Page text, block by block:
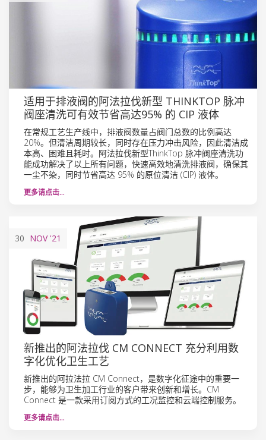
适用于排液阀的阿法拉伐新型 THINKTOP 脉冲
阀座清洗可有效节省高达95% 的 CIP 液体
在常规工艺生产线中，排液阀数量占阀门总数的比例高达
20%。但清洁周期较长，同时存在压力冲击风险，因此清洁成
本高、困难且耗时。阿法拉伐新型ThinkTop 脉冲阀座清洗功
能成功解决了以上所有问题，快速高效地清洗排液阀，确保其
一尘不染，同时节省高达 95% 的原位清洁 (CIP) 液体。
更多请点击…
30 NOV'21
新推出的阿法拉伐 CM CONNECT 充分利用数
字化优化卫生工艺
新推出的阿拉法拉 CM Connect，是数字化征途中的重要一
步，能够为卫生加工行业的客户带来创新和增长。CM
Connect 是一款采用订阅方式的工况监控和云端控制服务。
更多请点击…